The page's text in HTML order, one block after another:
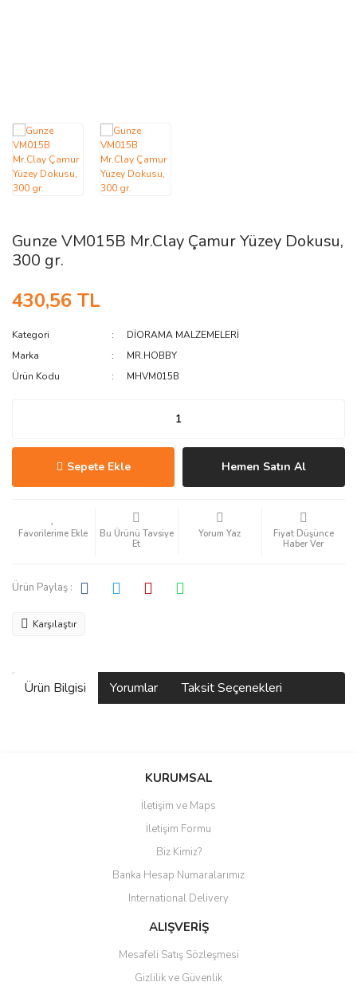
Gunze VM015B Mr.Clay Çamur Yüzey Dokusu,
300 gr.
430,56 TL
Kategori
DİORAMA MALZEMELERİ
Marka
MR.HOBBY
Ürün Kodu
MHVM015B
Sepete Ekle Hemen Satın Al
Bu Ürünü Tavsiye
Et
Yorum Yaz
Fiyat Düşünce
Haber Ver
Ürün Paylaş :
Karşılaştır
Ürün Bilgisi Yorumlar Taksit Seçenekleri
Bu ürüne ilk yorumu siz yapın!
Yorum Yaz
KURUMSAL
İletişim ve Maps
İletişim Formu
Biz Kimiz?
Banka Hesap Numaralarımız
International Delivery
ALIŞVERİŞ
Mesafeli Satış Sözleşmesi
Gizlilik ve Güvenlik
TEKNİK KİTAP ve KATALOGLAR